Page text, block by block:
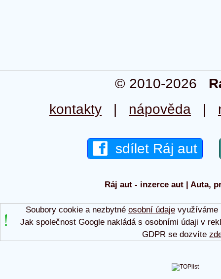
© 2010-2026
kontakty | nápověda |
sdílet Ráj aut
Ráj aut - inzerce aut | Auta,
Soubory cookie a nezbytné osobní údajevyužíváme
Jak společnost Google nakládá s osobními údaji v
GDPR se dozvíte